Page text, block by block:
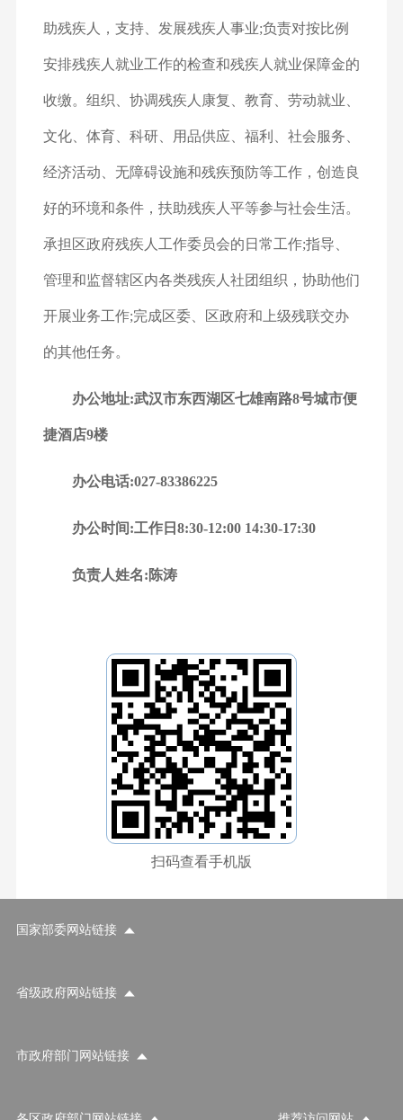
助残疾人，支持、发展残疾人事业;负责对按比例
安排残疾人就业工作的检查和残疾人就业保障金的
收缴。组织、协调残疾人康复、教育、劳动就业、
文化、体育、科研、用品供应、福利、社会服务、
经济活动、无障碍设施和残疾预防等工作，创造良
好的环境和条件，扶助残疾人平等参与社会生活。
承担区政府残疾人工作委员会的日常工作;指导、
管理和监督辖区内各类残疾人社团组织，协助他们
开展业务工作;完成区委、区政府和上级残联交办
的其他任务。
办公地址:武汉市东西湖区七雄南路8号城市便
捷酒店9楼
办公电话:027-83386225
办公时间:工作日8:30-12:00 14:30-17:30
负责人姓名:陈涛
扫码查看手机版
国家部委网站链接
省级政府网站链接
市政府部门网站链接